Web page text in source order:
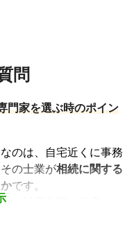
問
門家を選ぶ時のポイン
のは、自宅近くに事務
の士業が相続に関する
です。
も対応分野は幅広く、
ど法人業務を中心に行